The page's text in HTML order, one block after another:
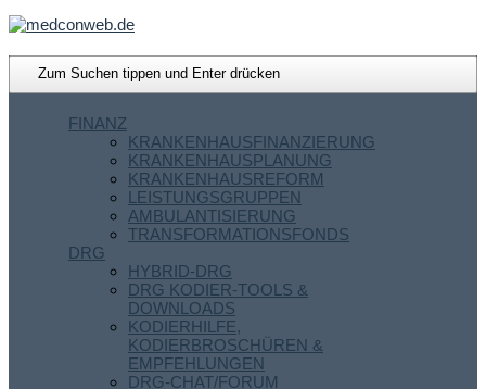
FINANZ
KRANKENHAUSFINANZIERUNG
KRANKENHAUSPLANUNG
KRANKENHAUSREFORM
LEISTUNGSGRUPPEN
AMBULANTISIERUNG
TRANSFORMATIONSFONDS
DRG
HYBRID-DRG
DRG KODIER-TOOLS &
DOWNLOADS
KODIERHILFE,
KODIERBROSCHÜREN &
EMPFEHLUNGEN
DRG-CHAT/FORUM